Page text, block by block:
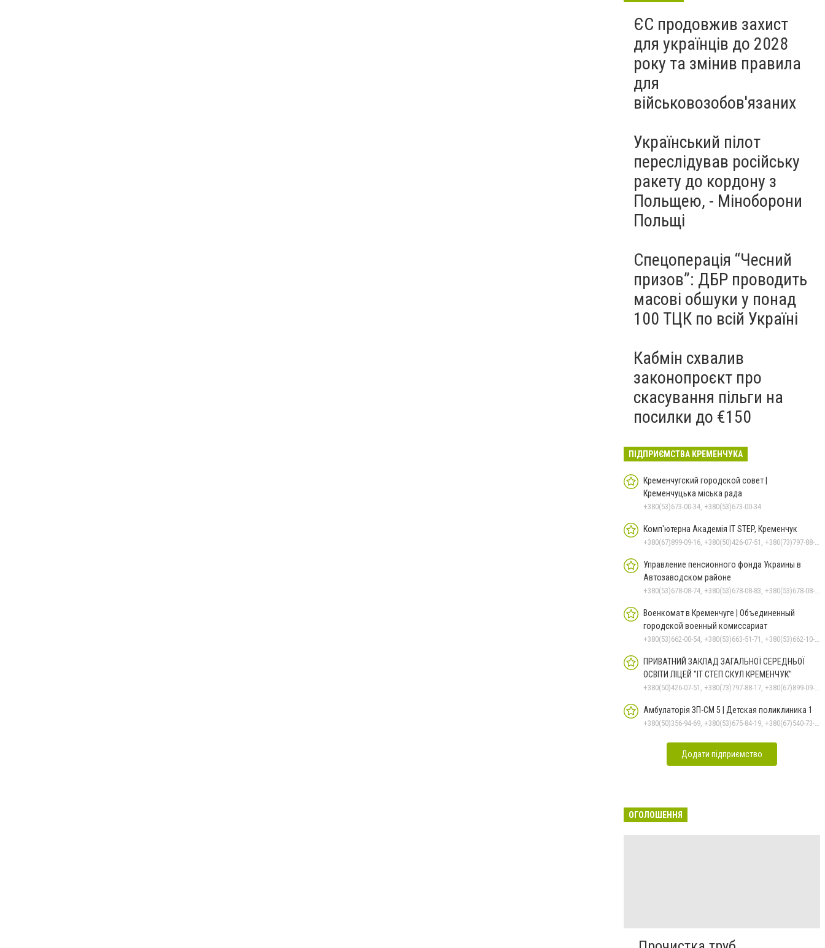
ЄС продовжив захист
для українців до 2028
року та змінив правила
для
військовозобов'язаних
Український пілот
переслідував російську
ракету до кордону з
Польщею, - Міноборони
Польщі
Спецоперація “Чесний
призов”: ДБР проводить
масові обшуки у понад
100 ТЦК по всій Україні
Кабмін схвалив
законопроєкт про
скасування пільги на
посилки до €150
ПІДПРИЄМСТВА КРЕМЕНЧУКА
Кременчугский городской совет |
Кременчуцька міська рада
+380(53)673-00-34, +380(53)673-00-34
Комп'ютерна Академія IT STEP, Кременчук
+380(67)899-09-16, +380(50)426-07-51, +380(73)797-88-17
Управление пенсионного фонда Украины в
Автозаводском районе
+380(53)678-08-74, +380(53)678-08-83, +380(53)678-08-41, +380(53)678-08-86, +380(53)678-09-05
Военкомат в Кременчуге | Объединенный
городской военный комиссариат
+380(53)662-00-54, +380(53)663-51-71, +380(53)662-10-35
ПРИВАТНИЙ ЗАКЛАД ЗАГАЛЬНОЇ СЕРЕДНЬОЇ
ОСВІТИ ЛІЦЕЙ "ІТ СТЕП СКУЛ КРЕМЕНЧУК"
+380(50)426-07-51, +380(73)797-88-17, +380(67)899-09-16
Амбулаторія ЗП-СМ 5 | Детская поликлиника 1
+380(50)356-94-69, +380(53)675-84-19, +380(67)540-73-87
Додати підприємство
ОГОЛОШЕННЯ